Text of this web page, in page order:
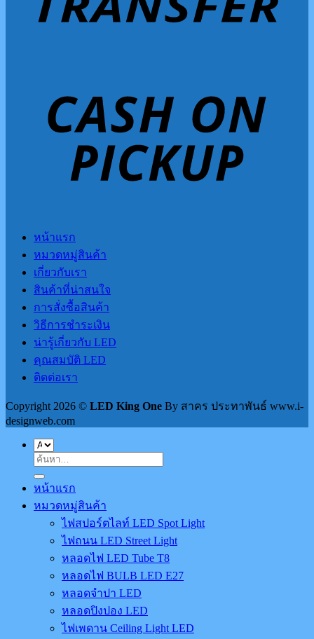
หน้าแรก
หมวดหมู่สินค้า
เกี่ยวกับเรา
สินค้าที่น่าสนใจ
การสั่งซื้อสินค้า
วิธีการชำระเงิน
น่ารู้เกี่ยวกับ LED
คุณสมบัติ LED
ติดต่อเรา
Copyright 2026 © LED King One By สาคร ประทาพันธ์ www.i-
designweb.com
ค้นหา:
หน้าแรก
หมวดหมู่สินค้า
ไฟสปอร์ตไลท์ LED Spot Light
ไฟถนน LED Street Light
หลอดไฟ LED Tube T8
หลอดไฟ BULB LED E27
หลอดจำปา LED
หลอดปิงปอง LED
ไฟเพดาน Ceiling Light LED